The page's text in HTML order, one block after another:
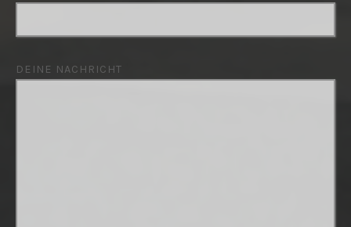
DEINE NACHRICHT